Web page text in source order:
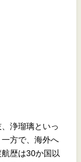
浄瑠璃といっ
方で、海外へ
歴は30か国以